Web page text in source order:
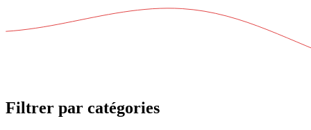
Filtrer par catégories